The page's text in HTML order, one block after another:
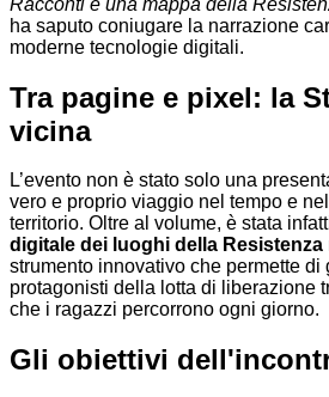
Racconti e una mappa della
ha saputo coniugare la narrazione
moderne tecnologie digitali.
Tra pagine e pixel: la
vicina
L’evento non è stato solo una
vero e proprio viaggio nel tempo e
territorio. Oltre al volume, è stata
digitale dei luoghi della
strumento innovativo che permette di
protagonisti della lotta di liberazione
che i ragazzi percorrono ogni giorno.
Gli obiettivi